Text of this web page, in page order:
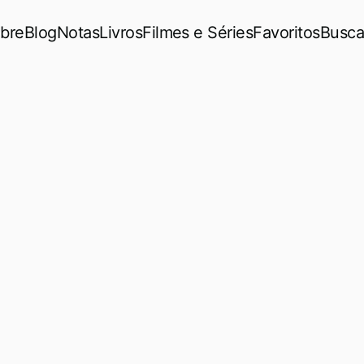
BlogNotasLivrosFilmes e SériesFavoritosBusca